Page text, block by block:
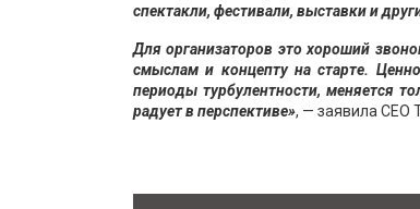
спектакли, фестивали, выставки и
Для организаторов это хороший
смыслам и концепту на старте.
периоды турбулентности, меняется
радует в перспективе», — заявила CEO